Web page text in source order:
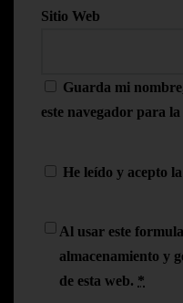
Sitio Web
Guarda mi
este navegador para
He leído y acepto la
Al usar este
almacenamiento y
de esta web. *